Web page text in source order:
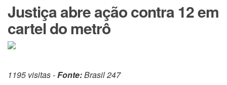
Justiça abre ação contra 12 em
cartel do metrô
1195 visitas -Fonte:Brasil 247